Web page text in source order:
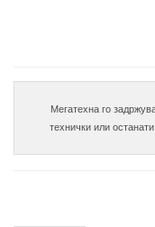
Мегатехна го